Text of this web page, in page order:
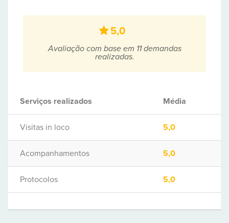
5,0
Avaliação com base em 11 demandas
realizadas.
Serviços realizados Média
Visitas in loco 5,0
Acompanhamentos 5,0
Protocolos 5,0